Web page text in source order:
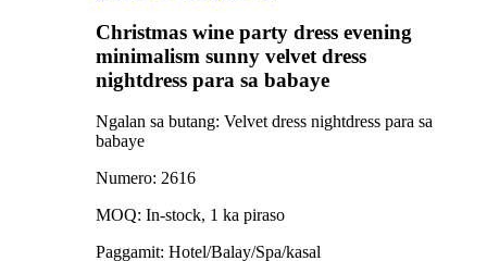
Christmas wine party dress evening
minimalism sunny velvet dress
nightdress para sa babaye
Ngalan sa butang: Velvet dress nightdress para sa
babaye
Numero: 2616
MOQ: In-stock, 1 ka piraso
Paggamit: Hotel/Balay/Spa/kasal